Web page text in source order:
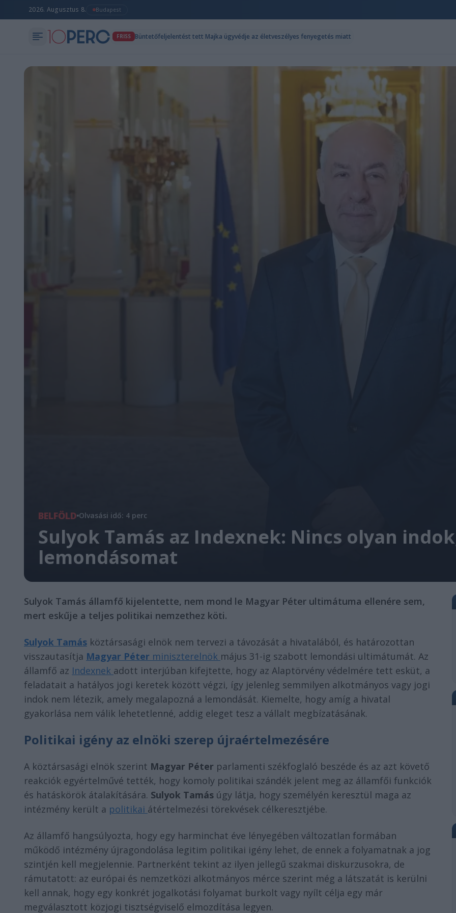
2026. Augusztus 8. Budapest
FRISS Büntetőfeljelentést tett Majka ügyvédje az életveszélyes fenyegetés miatt
BELFÖLD Olvasási idő: 4 perc
Sulyok Tamás az Indexnek: Nincs olyan
lemondásomat
Sulyok Tamás államfő kijelentette, nem mond le Magyar Péter ultimátuma ellenére sem,
mert eskűje a teljes politikai nemzethez köti.
Sulyok Tamás köztársasági elnök nem tervezi a távozását a hivatalából, és határozottan
visszautasítja Magyar Péter miniszterelnök május 31-ig szabott lemondási ultimátumát. Az
államfő az Indexnek adott interjúban kifejtette, hogy az Alaptörvény védelmére tett esküt, a
feladatait a hatályos jogi keretek között végzi, így jelenleg semmilyen alkotmányos vagy jogi
indok nem létezik, amely megalapozná a lemondását. Kiemelte, hogy amíg a hivatal
gyakorlása nem válik lehetetlenné, addig eleget tesz a vállalt megbízatásának.
Politikai igény az elnöki szerep újraértelmezésére
A köztársasági elnök szerint Magyar Péter parlamenti székfoglaló beszéde és az azt követő
reakciók egyértelművé tették, hogy komoly politikai szándék jelent meg az államfői funkciók
és hatáskörök átalakítására. Sulyok Tamás úgy látja, hogy személyén keresztül maga az
intézmény került a politikai átértelmezési törekvések célkeresztjébe.
Az államfő hangsúlyozta, hogy egy harminchat éve lényegében változatlan formában
működő intézmény újragondolása legitim politikai igény lehet, de ennek a folyamatnak a jog
szintjén kell megjelennie. Partnerként tekint az ilyen jellegű szakmai diskurzusokra, de
rámutatott: az európai és nemzetközi alkotmányos mérce szerint még a látszatát is kerülni
kell annak, hogy egy konkrét jogalkotási folyamat burkolt vagy nyílt célja egy már
megválasztott közjogi tisztségviselő elmozdítása legyen.